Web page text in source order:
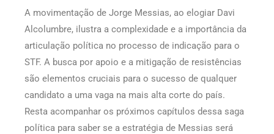
A movimentação de Jorge Messias, ao elogiar Davi
Alcolumbre, ilustra a complexidade e a importância da
articulação política no processo de indicação para o
STF. A busca por apoio e a mitigação de resistências
são elementos cruciais para o sucesso de qualquer
candidato a uma vaga na mais alta corte do país.
Resta acompanhar os próximos capítulos dessa saga
política para saber se a estratégia de Messias será